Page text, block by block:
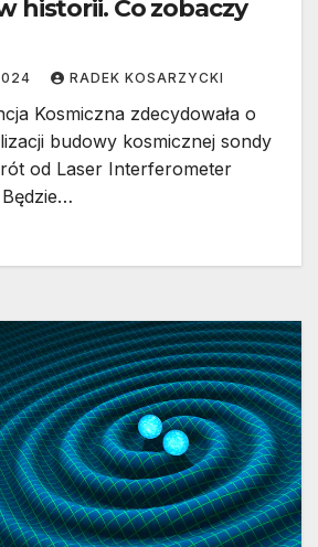
Co zobaczy
RADEK KOSARZYCKI
Kosmiczna zdecydowała o
budowy kosmicznej sondy
od Laser Interferometer